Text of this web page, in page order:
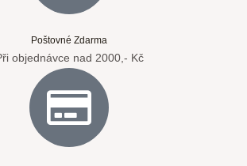
Poštovné Zdarma
objednávce nad 2000,- Kč